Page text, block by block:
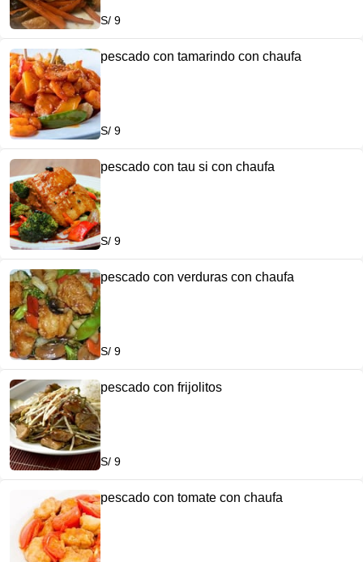
S/ 9
pescado con tamarindo con chaufa
S/ 9
pescado con tau si con chaufa
S/ 9
pescado con verduras con chaufa
S/ 9
pescado con frijolitos
S/ 9
pescado con tomate con chaufa